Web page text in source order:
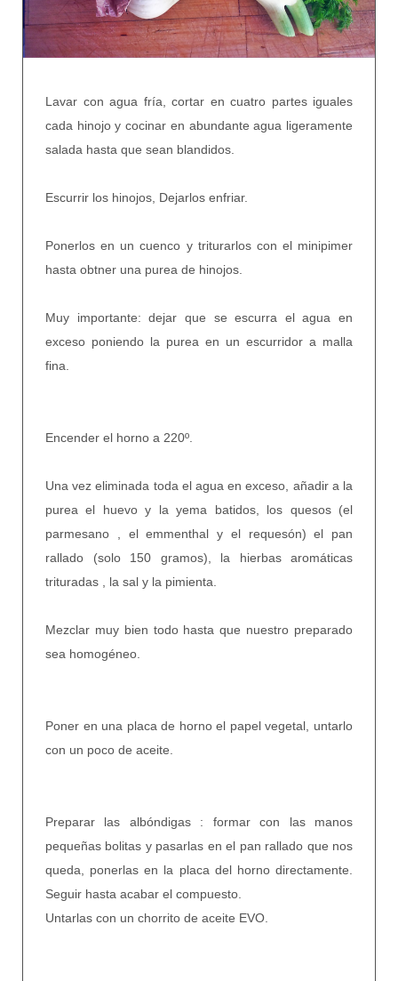
Lavar con agua fría, cortar en cuatro partes iguales
cada hinojo y cocinar en abundante agua ligeramente
salada hasta que sean blandidos.
Escurrir los hinojos, Dejarlos enfriar.
Ponerlos en un cuenco y triturarlos con el minipimer
hasta obtner una purea de hinojos.
Muy importante: dejar que se escurra el agua en
exceso poniendo la purea en un escurridor a malla
fina.
Encender el horno a 220º.
Una vez eliminada toda el agua en exceso, añadir a la
purea el huevo y la yema batidos, los quesos (el
parmesano , el emmenthal y el requesón) el pan
rallado (solo 150 gramos), la hierbas aromáticas
trituradas , la sal y la pimienta.
Mezclar muy bien todo hasta que nuestro preparado
sea homogéneo.
Poner en una placa de horno el papel vegetal, untarlo
con un poco de aceite.
Preparar las albóndigas : formar con las manos
pequeñas bolitas y pasarlas en el pan rallado que nos
queda, ponerlas en la placa del horno directamente.
Seguir hasta acabar el compuesto.
Untarlas con un chorrito de aceite EVO.